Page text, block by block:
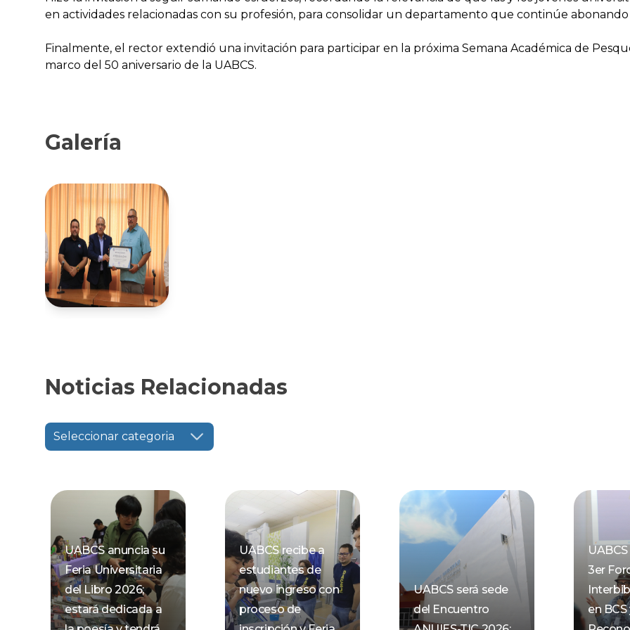
en actividades relacionadas con su profesión, para consolidar un departamento que continúe
Finalmente, el rector extendió una invitación para participar en la próxima Semana Académica de
marco del 50 aniversario de la UABCS.
Galería
Noticias Relacionadas
Seleccionar categoria
UABCS anuncia su
Feria Universitaria
del Libro 2026;
estará dedicada a
UABCS recibe a
estudiantes de
nuevo ingreso con
proceso de
UABCS será sede
del Encuentro
3er
en BCS